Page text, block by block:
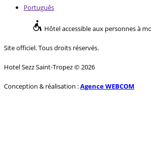
Português
Hôtel accessible aux personnes à
Site officiel. Tous droits réservés.
Hotel Sezz Saint-Tropez © 2026
Conception & réalisation :Agence WEBCOM